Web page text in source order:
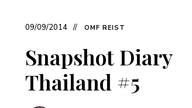
09/09/2014 OMF REIST
Snapshot Diary
Thailand #5